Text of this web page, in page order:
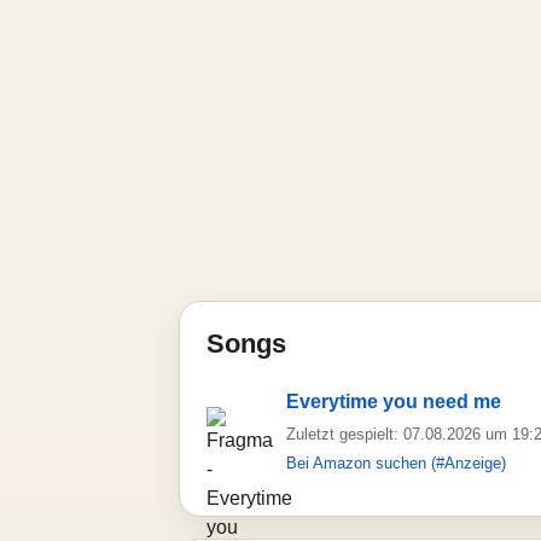
Songs
Everytime you need me
Zuletzt gespielt: 07.08.2026 um
Bei Amazon suchen (#Anzeige)